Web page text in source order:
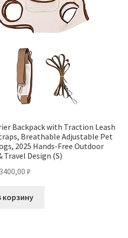
Backpack with Traction Leash
Breathable Adjustable Pet
2025 Hands-Free Outdoor
Travel Design (S)
₽
корзину